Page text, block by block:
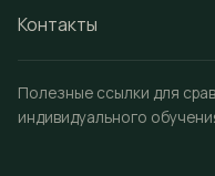
Контакты
Полезные ссылки для
индивидуального